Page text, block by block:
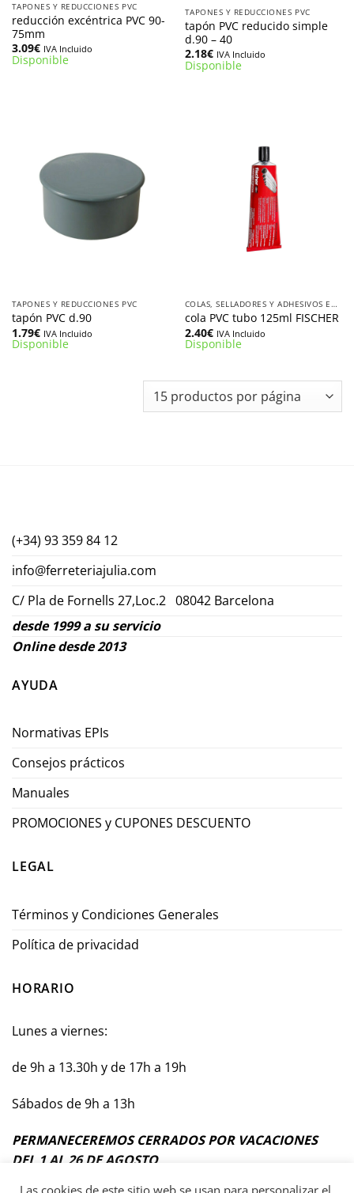
TAPONES Y REDUCCIONES PVC
reducción excéntrica PVC 90-
75mm
3.09€ IVA Incluido
Disponible
TAPONES Y REDUCCIONES PVC
tapón PVC reducido simple
d.90 – 40
2.18€ IVA Incluido
Disponible
TAPONES Y REDUCCIONES PVC
tapón PVC d.90
1.79€ IVA Incluido
Disponible
COLAS, SELLADORES Y ADHESIVOS EN TUBO O LATA
cola PVC tubo 125ml FISCHER
2.40€ IVA Incluido
Disponible
(+34) 93 359 84 12
info@ferreteriajulia.com
C/ Pla de Fornells 27,Loc.2 08042 Barcelona
desde 1999 a su servicio
Online desde 2013
AYUDA
Normativas EPIs
Consejos prácticos
Manuales
PROMOCIONES y CUPONES DESCUENTO
LEGAL
Términos y Condiciones Generales
Política de privacidad
HORARIO
Lunes a viernes:
de 9h a 13.30h y de 17h a 19h
Sábados de 9h a 13h
PERMANECEREMOS CERRADOS POR VACACIONES
DEL 1 AL 26 DE AGOSTO
Las cookies de este sitio web se usan para personalizar el